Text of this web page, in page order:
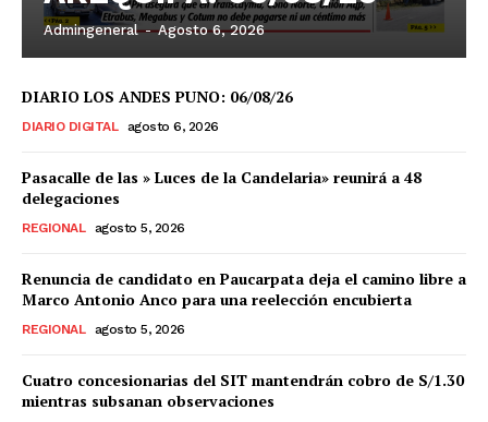
Admingeneral - Agosto 6, 2026
DIARIO LOS ANDES PUNO: 06/08/26
DIARIO DIGITAL agosto 6, 2026
Pasacalle de las » Luces de la Candelaria» reunirá a 48
delegaciones
REGIONAL agosto 5, 2026
Renuncia de candidato en Paucarpata deja el camino libre a
Marco Antonio Anco para una reelección encubierta
REGIONAL agosto 5, 2026
Cuatro concesionarias del SIT mantendrán cobro de S/1.30
mientras subsanan observaciones